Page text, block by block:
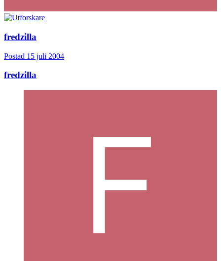
fredzilla
Postad 15 juli 2004
fredzilla